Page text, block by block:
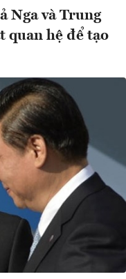
Nga và Trung
quan hệ để tạo